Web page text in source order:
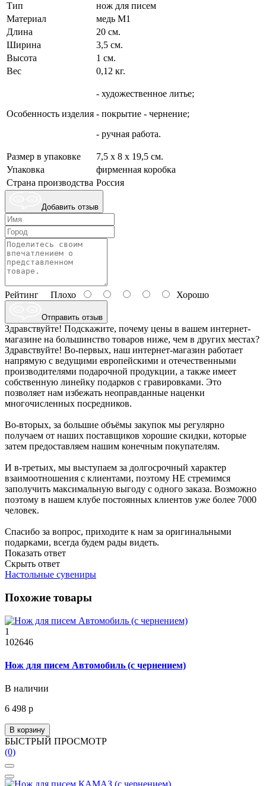
Тип
нож для писем
Материал
медь М1
Длина
20 см.
Ширина
3,5 см.
Высота
1 см.
Вес
0,12 кг.
Особенность изделия
- художественное литье;
- покрытие - чернение;
- ручная работа.
Размер в упаковке
7,5 х 8 х 19,5 см.
Упаковка
фирменная коробка
Страна производства Россия
Добавить отзыв
Рейтинг Плохо Хорошо
Отправить отзыв
Здравствуйте! Подскажите, почему цены в вашем интернет-
магазине на большинство товаров ниже, чем в других местах?
Здравствуйте! Во-первых, наш интернет-магазин работает
напрямую с ведущими европейскими и отечественными
производителями подарочной продукции, а также имеет
собственную линейку подарков с гравировками. Это
позволяет нам избежать неоправданные наценки
многочисленных посредников.
Во-вторых, за большие объёмы закупок мы регулярно
получаем от наших поставщиков хорошие скидки, которые
затем предоставляем нашим конечным покупателям.
И в-третьих, мы выступаем за долгосрочный характер
взаимоотношения с клиентами, поэтому НЕ стремимся
заполучить максимальную выгоду с одного заказа. Возможно
поэтому в нашем клубе постоянных клиентов уже более 7000
человек.
Спасибо за вопрос, приходите к нам за оригинальными
подарками, всегда будем рады видеть.
Показать ответ
Скрыть ответ
Настольные сувениры
Похожие товары
1
102646
Нож для писем Автомобиль (с чернением)
В наличии
6 498 р
В корзину
БЫСТРЫЙ ПРОСМОТР
(0)